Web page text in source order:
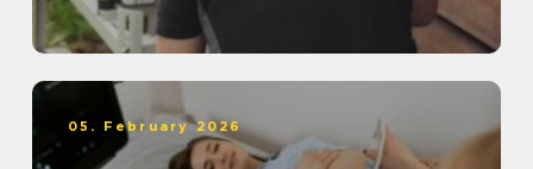
05. February 2026